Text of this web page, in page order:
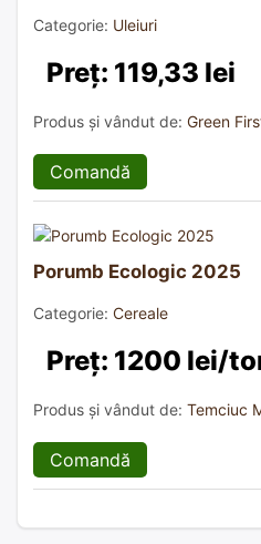
Categorie: Uleiuri
Preț: 119,33 lei
Produs și vândut de: Green
Comandă
Porumb Ecologic 2025
Categorie: Cereale
Preț: 1200 lei/
Produs și vândut de: Temciuc
Comandă